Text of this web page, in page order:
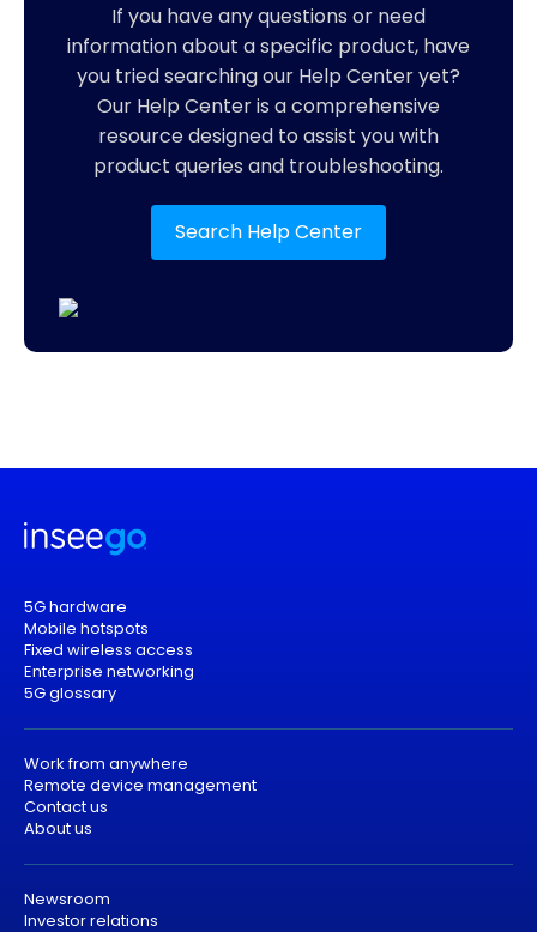
If you have any questions or need
information about a specific product, have
you tried searching our Help Center yet?
Our Help Center is a comprehensive
resource designed to assist you with
product queries and troubleshooting.
Search Help Center
5G hardware
Mobile hotspots
Fixed wireless access
Enterprise networking
5G glossary
Work from anywhere
Remote device management
Contact us
About us
Newsroom
Investor relations